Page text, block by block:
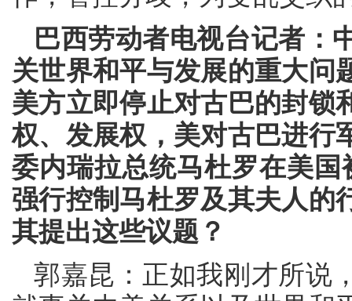
巴西劳动者电视台记者：
关世界和平与发展的重大问
美方立即停止对古巴的封锁
权、发展权，美对古巴进行
委内瑞拉总统马杜罗在美
强行控制马杜罗及其夫人的
其提出这些议题？
郭嘉昆：正如我刚才所说